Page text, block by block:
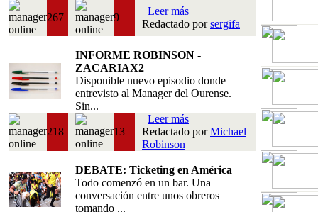
267 9
Leer más
Redactado porsergifa
INFORME ROBINSON -
ZACARIAX2
Disponible nuevo episodio donde
entrevisto al Manager del Ourense.
Sin...
218 13
Leer más
Redactado porMichael
Robinson
DEBATE: Ticketing en América
Todo comenzó en un bar. Una
conversación entre unos obreros
tomando ...